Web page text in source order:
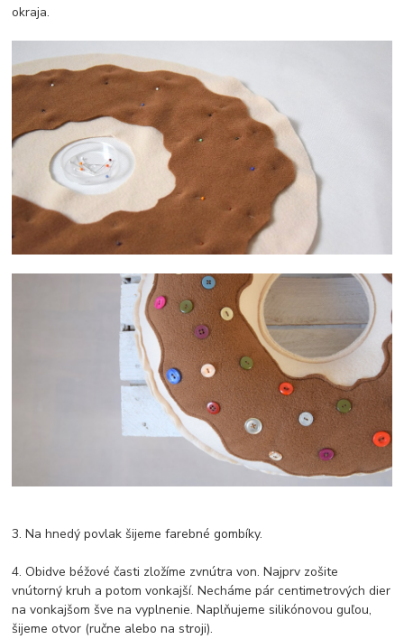
okraja.
3. Na hnedý povlak šijeme farebné gombíky.
4. Obidve béžové časti zložíme zvnútra von. Najprv zošite
vnútorný kruh a potom vonkajší. Necháme pár centimetrových dier
na vonkajšom šve na vyplnenie. Naplňujeme silikónovou guľou,
šijeme otvor (ručne alebo na stroji).